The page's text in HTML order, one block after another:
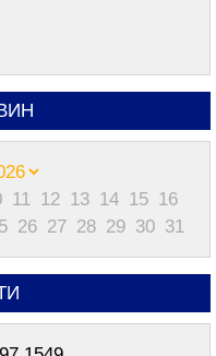
11 12 13 14 15 16
26 27 28 29 30 31